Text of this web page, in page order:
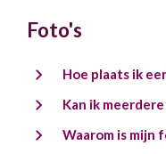
Foto's
Hoe plaats ik
Kan ik
Waarom is mijn